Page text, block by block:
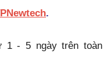
.
1 - 5 ngày trên toàn